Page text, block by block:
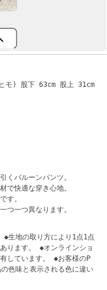
モ) 股下 63cm 股上 31cm
くバルーンパンツ。
で快適な穿き心地。
す。
つ一つ異なります。
◆生地の取り方により1点1点
ります。 ◆オンラインショ
しています。 ◆お客様のP
色味と表示される色に違い